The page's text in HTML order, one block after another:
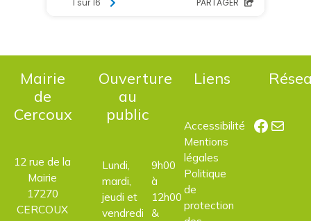
Mairie
de
Cercoux
12 rue de la
Mairie
17270
CERCOUX
Ouverture
au
public
Lundi,
mardi,
jeudi et
vendredi
9h00
à
12h00
&
Liens
Accessibilité
Mentions
légales
Politique
de
protection
E-mail